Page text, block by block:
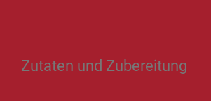
Zutaten und Zubereitung